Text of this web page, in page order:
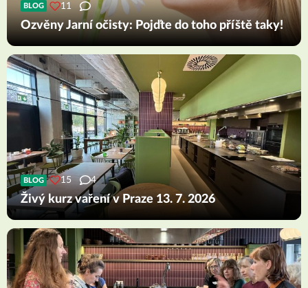
BLOG 11
Ozvěny Jarní očisty: Pojďte do toho příště taky!
BLOG 15 4
Živý kurz vaření v Praze 13. 7. 2026